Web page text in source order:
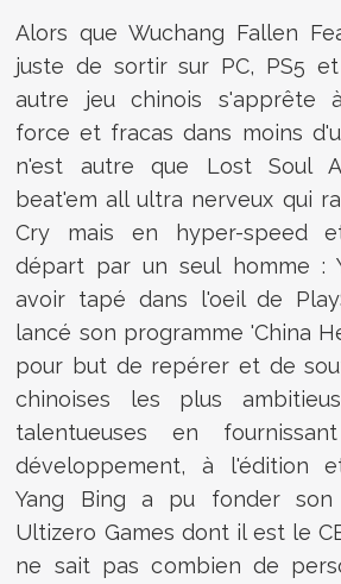
Alors que Wuchang Fallen
juste de sortir sur PC, PS5
autre jeu chinois s'apprête
force et fracas dans moins
n'est autre que Lost Soul
beat'em all ultra nerveux qui
Cry mais en hyper-speed
départ par un seul homme :
avoir tapé dans l'oeil de
lancé son programme 'China
pour but de repérer et de
chinoises les plus
talentueuses en
développement, à l'édition
Yang Bing a pu fonder
Ultizero Games dont il est le
ne sait pas combien de